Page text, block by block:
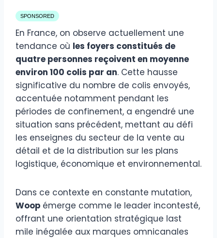
SPONSORED
En France, on observe actuellement une
tendance où les foyers constitués de
quatre personnes reçoivent en moyenne
environ 100 colis par an. Cette hausse
significative du nombre de colis envoyés,
accentuée notamment pendant les
périodes de confinement, a engendré une
situation sans précédent, mettant au défi
les enseignes du secteur de la vente au
détail et de la distribution sur les plans
logistique, économique et environnemental.
Dans ce contexte en constante mutation,
Woop émerge comme le leader incontesté,
offrant une orientation stratégique last
mile inégalée aux marques omnicanales